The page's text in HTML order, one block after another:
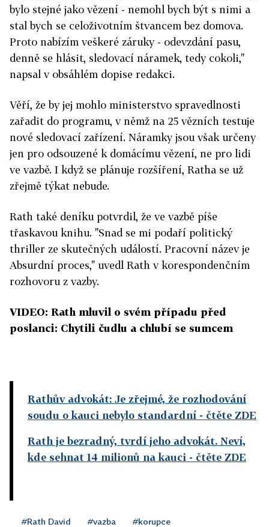
bylo stejné jako vězení - nemohl bych být s nimi a
stal bych se celoživotním štvancem bez domova.
Proto nabízím veškeré záruky - odevzdání pasu,
denně se hlásit, sledovací náramek, tedy cokoli,"
napsal v obsáhlém dopise redakci.
Věří, že by jej mohlo ministerstvo spravedlnosti
zařadit do programu, v němž na 25 vězních testuje
nové sledovací zařízení. Náramky jsou však určeny
jen pro odsouzené k domácímu vězení, ne pro lidi
ve vazbě. I když se plánuje rozšíření, Ratha se už
zřejmě týkat nebude.
Rath také deníku potvrdil, že ve vazbě píše
třaskavou knihu. "Snad se mi podaří politický
thriller ze skutečných událostí. Pracovní název je
Absurdní proces," uvedl Rath v korespondenčním
rozhovoru z vazby.
VIDEO: Rath mluvil o svém případu před
poslanci: Chytili čudlu a chlubí se sumcem
Rathův advokát: Je zřejmé, že rozhodování
soudu o kauci nebylo standardní - čtěte ZDE
Rath je bezradný, tvrdí jeho advokát. Neví,
kde sehnat 14 milionů na kauci - čtěte ZDE
#Rath David #vazba #korupce